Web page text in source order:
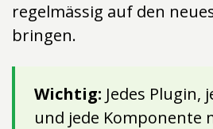
regelmässig auf den
bringen.
Wichtig: Jedes Plugin,
und jede Komponente